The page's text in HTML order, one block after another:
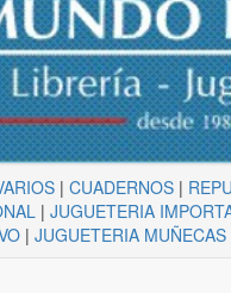
|CUADERNOS |
| JUGUETERIA
| JUGUETERIA MUÑECAS